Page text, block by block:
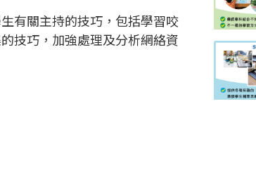
有關主持的技巧，包括學習咬
技巧，加強處理及分析網絡資